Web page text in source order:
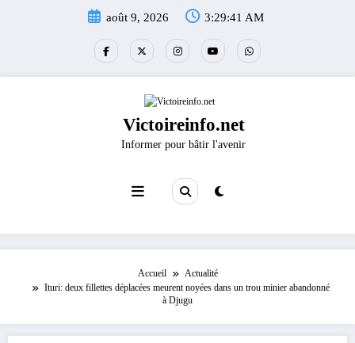
août 9, 2026 3:29:41 AM
Victoireinfo.net
Informer pour bâtir l'avenir
Accueil
Actualité
Ituri: deux fillettes déplacées meurent noyées dans un trou minier abandonné
à Djugu